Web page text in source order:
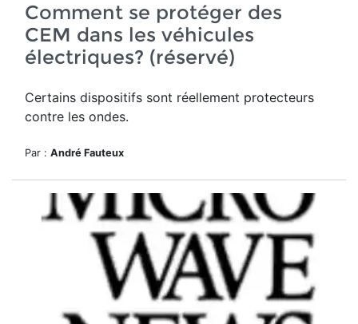
Comment se protéger des
CEM dans les véhicules
électriques? (réservé)
Certains dispositifs sont réellement protecteurs
contre les ondes.
Par : André Fauteux